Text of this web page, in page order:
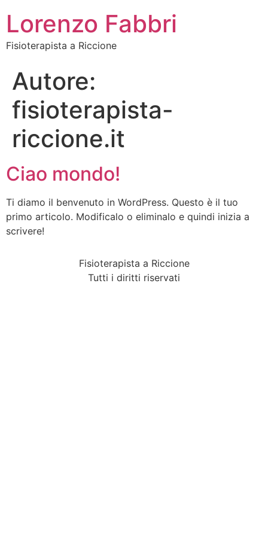
Lorenzo Fabbri
Fisioterapista a Riccione
Autore:
fisioterapista-
riccione.it
Ciao mondo!
Ti diamo il benvenuto in WordPress. Questo è il tuo
primo articolo. Modificalo o eliminalo e quindi inizia a
scrivere!
Fisioterapista a Riccione
Tutti i diritti riservati